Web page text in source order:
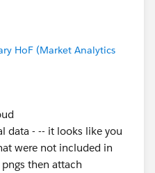
HoF (Market Analytics
data - -- it looks like you
were not included in
then attach